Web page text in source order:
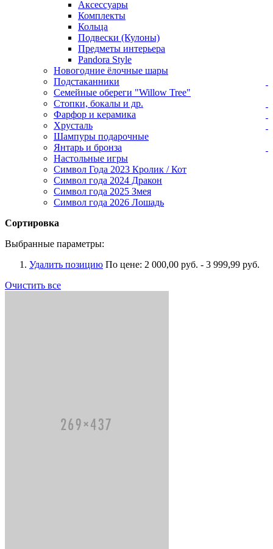
Аксессуары
Комплекты
Кольца
Подвески (Кулоны)
Предметы интерьера
Pandora Style
Новогодние ёлочные шары
Подстаканники
Семейные обереги "Willow Tree"
Стопки, бокалы и др.
Фарфор и керамика
Хрусталь
Шампуры подарочные
Янтарь и бронза
Настольные игры
Символ Года 2023 Кролик / Кот
Символ года 2024 Дракон
Символ года 2025 Змея
Символ года 2026 Лошадь
Сортировка
Выбранные параметры:
Удалить позицию По цене: 2 000,00 руб. - 3 999,99 руб.
Очистить все